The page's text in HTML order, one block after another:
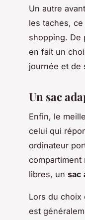
Un autre
les taches,
shopping. De
en fait un
journée et de
Un sac
Enfin, le
celui qui
ordinateur
compartiment
libres, un sac
Lors du choix
est